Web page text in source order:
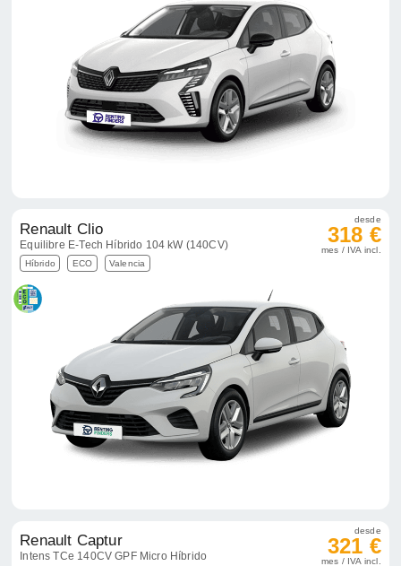
Renault Clio
Equilibre E-Tech Híbrido 104 kW (140CV)
Híbrido ECO Valencia
desde
318 €
mes / IVA incl.
Renault Captur
Intens TCe 140CV GPF Micro Híbrido
desde
321 €
mes / IVA incl.